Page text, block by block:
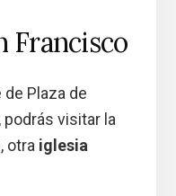
Francisco
Plaza de
podrás visitar la
, otra iglesia